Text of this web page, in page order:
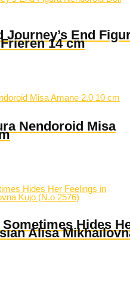
Journey’s End
14 cm
Nendoroid Misa
Hides
Alisa